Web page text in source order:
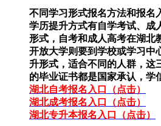
不同学习形式报名方法和报名
学历提升方式有自学考试、成
形式，自考和成人高考在湖北
开放大学则要到学校或学习中
升形式，适合不同的人群，这
的毕业证书都是国家承认，学
湖北自考报名入口（点击）
湖北成考报名入口（点击）
湖北专升本报名入口（点击）